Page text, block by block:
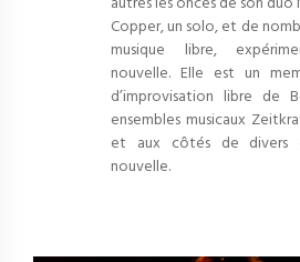
Copper, un solo, et de
musique libre,
nouvelle. Elle est un
d’improvisation libre de
ensembles musicaux
et aux côtés de divers
nouvelle.